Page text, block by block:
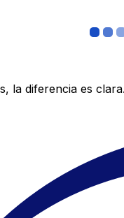
diferencia es